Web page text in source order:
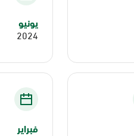
يونيو
2024
فبراير